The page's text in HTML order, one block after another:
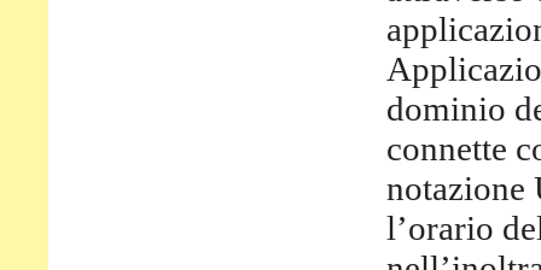
dominio
connette
notazione
l’orario